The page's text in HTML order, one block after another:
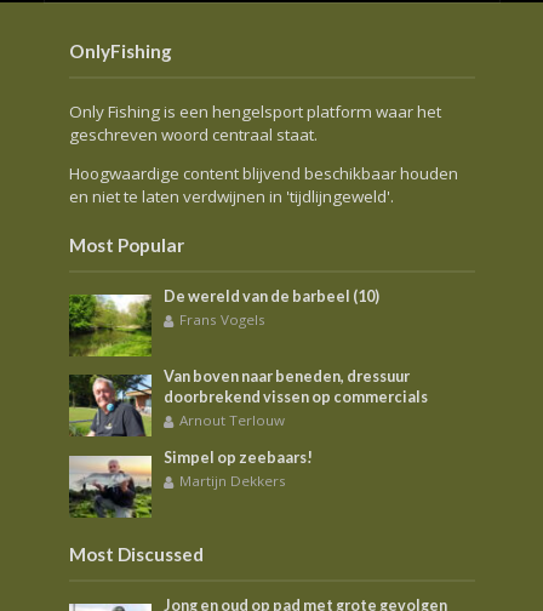
OnlyFishing
Only Fishing is een hengelsport platform waar het
geschreven woord centraal staat.
Hoogwaardige content blijvend beschikbaar houden
en niet te laten verdwijnen in 'tijdlijngeweld'.
Most Popular
De wereld van de barbeel (10)
Frans Vogels
Van boven naar beneden, dressuur
doorbrekend vissen op commercials
Arnout Terlouw
Simpel op zeebaars!
Martijn Dekkers
Most Discussed
Jong en oud op pad met grote gevolgen